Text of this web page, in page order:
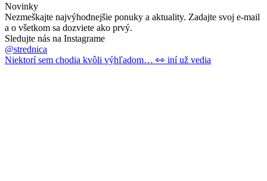
Novinky
Nezmeškajte najvýhodnejšie ponuky a aktuality. Zadajte svoj e-mail
a o všetkom sa dozviete ako prvý.
Sledujte nás na Instagrame
@strednica
Niektorí sem chodia kvôli výhľadom… 👀 iní už vedia